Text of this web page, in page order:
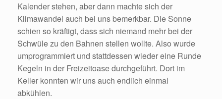
Kalender stehen, aber dann machte sich der
Klimawandel auch bei uns bemerkbar. Die Sonne
schien so kräftigt, dass sich niemand mehr bei der
Schwüle zu den Bahnen stellen wollte. Also wurde
umprogrammiert und stattdessen wieder eine Runde
Kegeln in der Freizeitoase durchgeführt. Dort im
Keller konnten wir uns auch endlich einmal
abkühlen.